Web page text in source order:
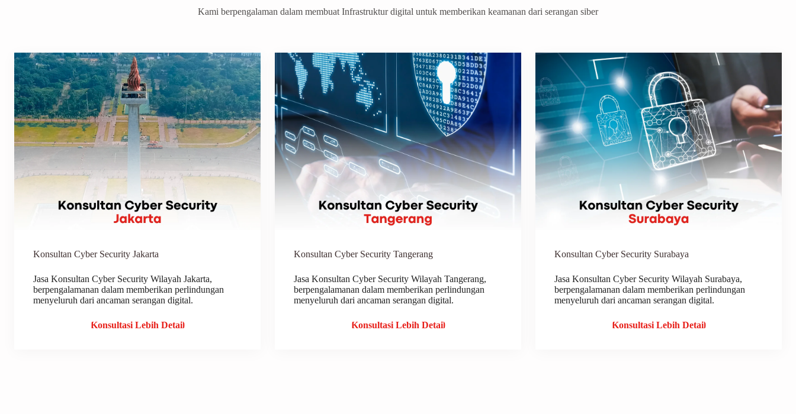
Kami berpengalaman dalam membuat Infrastruktur digital untuk memberikan keamanan dari serangan siber
Konsultan Cyber Security Jakarta
Jasa Konsultan Cyber Security Wilayah Jakarta,
berpengalamanan dalam memberikan perlindungan
menyeluruh dari ancaman serangan digital.
Konsultasi Lebih Detail
Konsultan Cyber Security Tangerang
Jasa Konsultan Cyber Security Wilayah Tangerang,
berpengalamanan dalam memberikan perlindungan
menyeluruh dari ancaman serangan digital.
Konsultasi Lebih Detail
Konsultan Cyber Security Surabaya
Jasa Konsultan Cyber Security Wilayah Surabaya,
berpengalamanan dalam memberikan perlindungan
menyeluruh dari ancaman serangan digital.
Konsultasi Lebih Detail